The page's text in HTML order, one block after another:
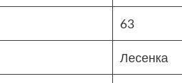
63
Лесенка